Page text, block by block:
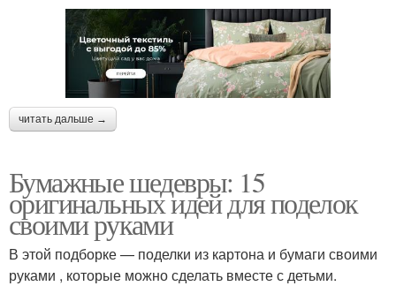
читать дальше →
Бумажные шедевры: 15
оригинальных идей для поделок
своими руками
В этой подборке — поделки из картона и бумаги своими
руками , которые можно сделать вместе с детьми.